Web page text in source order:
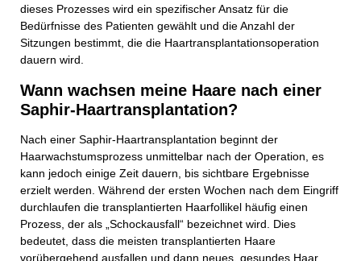
dieses Prozesses wird ein spezifischer Ansatz für die
Bedürfnisse des Patienten gewählt und die Anzahl der
Sitzungen bestimmt, die die Haartransplantationsoperation
dauern wird.
Wann wachsen meine Haare nach einer
Saphir-Haartransplantation?
Nach einer Saphir-Haartransplantation beginnt der
Haarwachstumsprozess unmittelbar nach der Operation, es
kann jedoch einige Zeit dauern, bis sichtbare Ergebnisse
erzielt werden. Während der ersten Wochen nach dem Eingriff
durchlaufen die transplantierten Haarfollikel häufig einen
Prozess, der als „Schockausfall“ bezeichnet wird. Dies
bedeutet, dass die meisten transplantierten Haare
vorübergehend ausfallen und dann neues, gesundes Haar